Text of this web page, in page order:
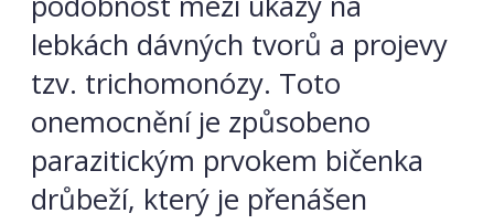
lebkách dávných tvorů a projevy
tzv. trichomonózy. Toto
onemocnění je způsobeno
parazitickým prvokem bičenka
drůbeží, který je přenášen